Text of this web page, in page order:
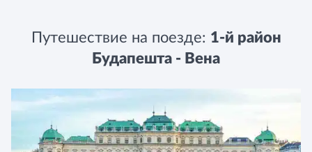
Путешествие на поезде: 1-й район
Будапешта - Вена